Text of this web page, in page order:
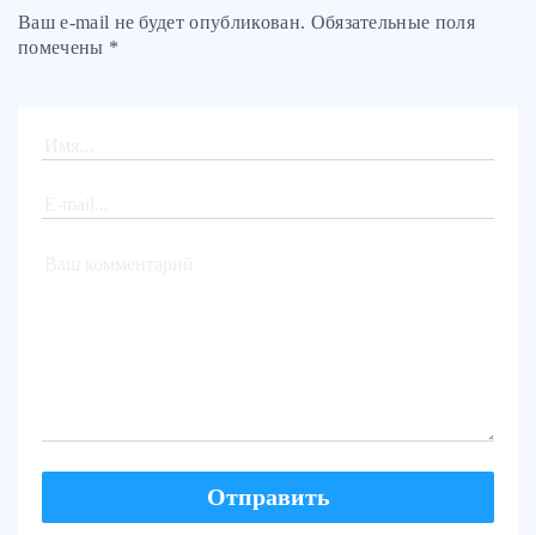
Ваш e-mail не будет опубликован. Обязательные поля
помечены *